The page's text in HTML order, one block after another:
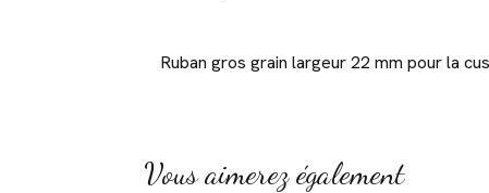
Ruban gros grain largeur 22 mm pour la
Vous aimerez également